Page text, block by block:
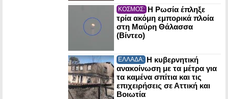
ΚΟΣΜΟΣ: Η Ρωσία έπληξε
τρία ακόμη εμπορικά πλοία
στη Μαύρη Θάλασσα
(Βίντεο)
ΕΛΛΑΔΑ: Η κυβερνητική
ανακοίνωση με τα μέτρα για
τα καμένα σπίτια και τις
επιχειρήσεις σε Αττική και
Βοιωτία